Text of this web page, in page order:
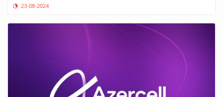
23-08-2024